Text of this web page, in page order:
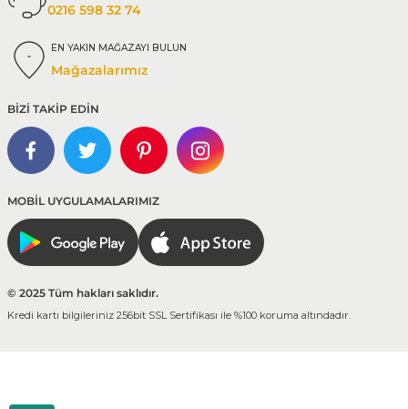
0216 598 32 74
EN YAKIN MAĞAZAYI BULUN
Mağazalarımız
BİZİ TAKİP EDİN
MOBİL UYGULAMALARIMIZ
© 2025 Tüm hakları saklıdır.
Kredi kartı bilgileriniz 256bit SSL Sertifikası ile %100 koruma altındadır.